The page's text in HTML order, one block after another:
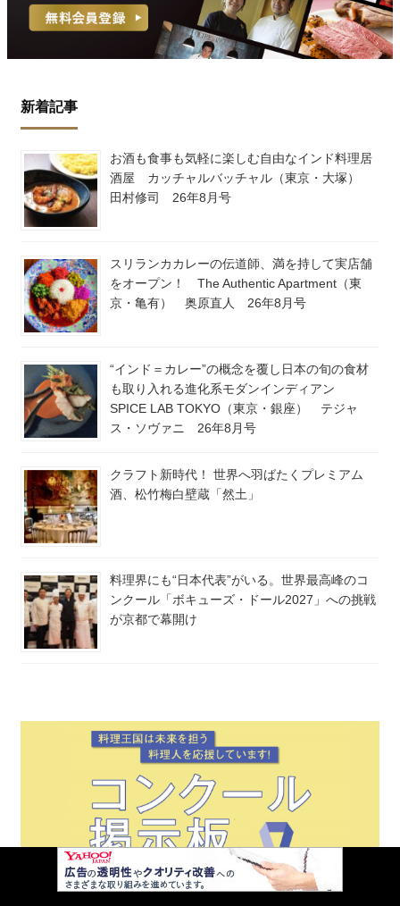
新着記事
お酒も食事も気軽に楽しむ自由なインド料理居
酒屋 カッチャルバッチャル（東京・大塚）
田村修司 26年8月号
スリランカカレーの伝道師、満を持して実店舗
をオープン！ The Authentic Apartment（東
京・亀有） 奥原直人 26年8月号
“インド＝カレー”の概念を覆し日本の旬の食材
も取り入れる進化系モダンインディアン
SPICE LAB TOKYO（東京・銀座） テジャ
ス・ソヴァニ 26年8月号
クラフト新時代！ 世界へ羽ばたくプレミアム
酒、松竹梅白壁蔵「然土」
料理界にも“日本代表”がいる。世界最高峰のコ
ンクール「ボキューズ・ドール2027」への挑戦
が京都で幕開け